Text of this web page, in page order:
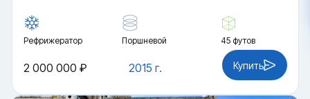
Рефрижератор Поршневой 45 футов
2015 г.
2 000 000 ₽ Купить